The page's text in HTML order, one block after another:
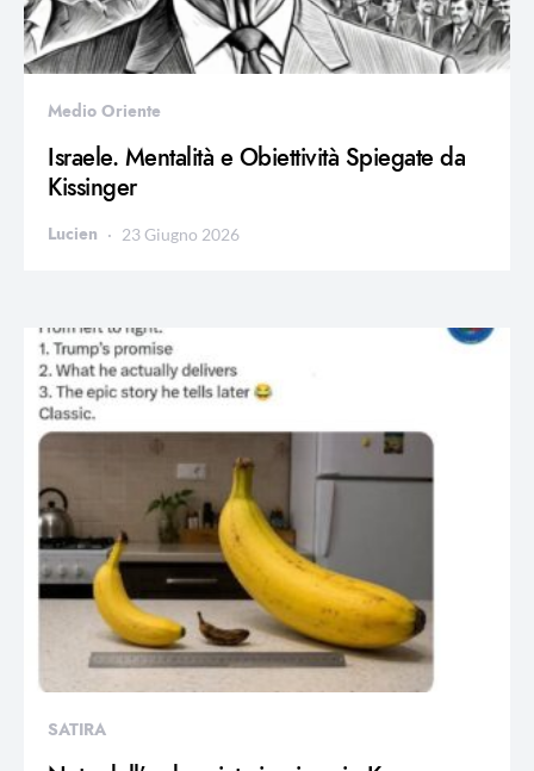
Medio Oriente
Israele. Mentalità e Obiettività Spiegate da
Kissinger
Lucien 23 Giugno 2026
SATIRA